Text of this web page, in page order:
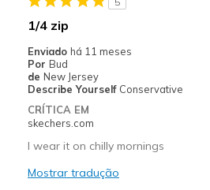
Sizing
View On Shoes
I'm Into Shoes
1/4 zip
Enviado há 11 meses
Por Bud
de New Jersey
Describe Yourself Conservative
CRÍTICA EM
skechers.com
I wear it on chilly mornings
Mostrar tradução